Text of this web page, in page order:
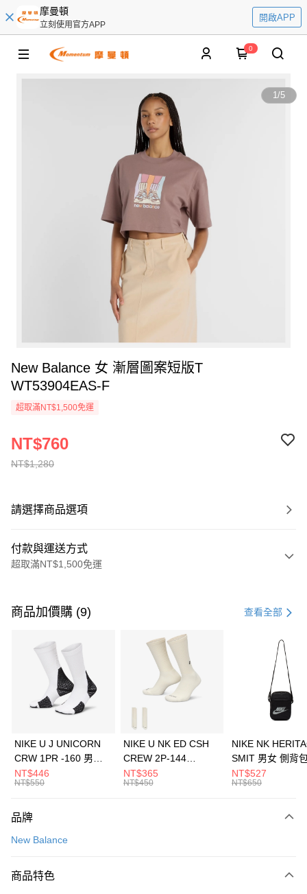
摩曼頓
立刻使用官方APP
開啟APP
0
1/5
New Balance 女 漸層圖案短版T
WT53904EAS-F
超取滿NT$1,500免運
NT$1,280
NT$760
請選擇商品選項
付款與運送方式
超取滿NT$1,500免運
信用卡一次付款
3 期 0 利率 每期 21家銀行
合作金庫商業銀行
第一商業銀行
華南商業銀行
彰化商業銀行
上海商業儲蓄銀行
元大商業銀行
台灣樂天信用卡公司
Apple Pay
全盈+PAY
AFTEE先享後付
【關於「AFTEE先享後付」】
便利好安心！
３．安心：先確認商品／服務後，再付款。
運送方式
每筆NT$100，滿NT$1,500(含以上)免運費
商品加價購 (9) 查看全部
NIKE U J UNICORN
CRW 1PR -160 男女
中統襪 FZ3393100
NT$446
NT$550
NIKE U NK ED CSH
CREW 2P-144
EMBRDY 男女 短統襪
FZ3073133
NT$365
NT$450
NIKE NK
SMIT 男女 側背
BA5871010
NT$527
NT$650
品牌
New Balance
商品特色